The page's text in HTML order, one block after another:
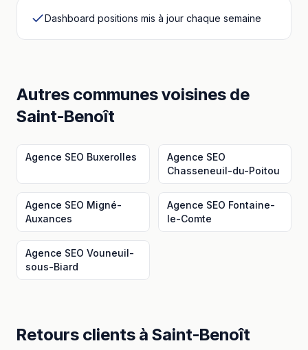
Dashboard positions mis à jour chaque semaine
Autres communes voisines de
Saint-Benoît
Agence SEO Buxerolles
Agence SEO
Chasseneuil-du-Poitou
Agence SEO Migné-
Auxances
Agence SEO Fontaine-
le-Comte
Agence SEO Vouneuil-
sous-Biard
Retours clients à Saint-Benoît